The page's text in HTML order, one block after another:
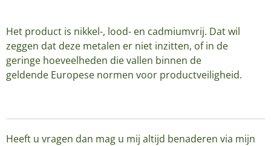
Het product is nikkel-, lood- en cadmiumvrij. Dat wil
zeggen dat deze metalen er niet inzitten, of in de
geringe hoeveelheden die vallen binnen de
geldende Europese normen voor productveiligheid.
Heeft u vragen dan mag u mij altijd benaderen via mijn